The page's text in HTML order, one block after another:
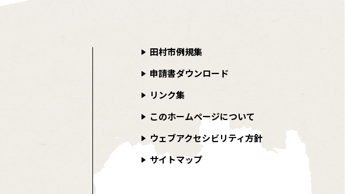
田村市例規集
申請書ダウンロード
リンク集
このホームページについて
ウェブアクセシビリティ方針
サイトマップ